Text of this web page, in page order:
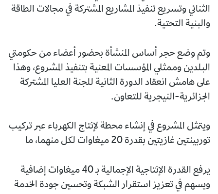
الثنائي وتسريع تنفيذ المشاريع المشتركة في مجالات الطاقة
والبنية التحتية.
وتم وضع حجر أساس المنشأة بحضور أعضاء من حكومتي
البلدين وممثلي المؤسسات المعنية بتنفيذ المشروع، وهذا
على هامش انعقاد الدورة الثانية للجنة العليا المشتركة
الجزائرية-النيجرية للتعاون.
ويتمثل المشروع في إنشاء محطة لإنتاج الكهرباء عبر تركيب
توربينتين غازيتين بقدرة 20 ميغاوات لكل منهما، ما
يرفع القدرة الإنتاجية الإجمالية بـ 40 ميغاوات إضافية
ويسهم في تعزيز استقرار الشبكة وتحسين جودة الخدمة